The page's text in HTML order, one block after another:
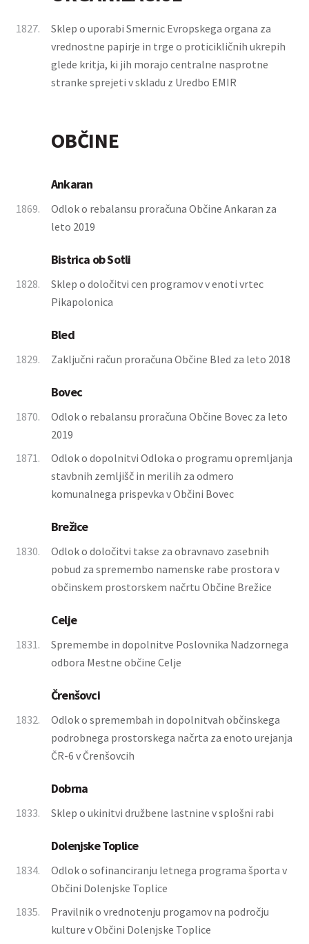
1827.
Sklep o uporabi Smernic Evropskega organa za
vrednostne papirje in trge o proticikličnih ukrepih
glede kritja, ki jih morajo centralne nasprotne
stranke sprejeti v skladu z Uredbo EMIR
OBČINE
Ankaran
1869.
Odlok o rebalansu proračuna Občine Ankaran za
leto 2019
Bistrica ob Sotli
1828.
Sklep o določitvi cen programov v enoti vrtec
Pikapolonica
Bled
1829. Zaključni račun proračuna Občine Bled za leto 2018
Bovec
1870.
Odlok o rebalansu proračuna Občine Bovec za leto
2019
1871.
Odlok o dopolnitvi Odloka o programu opremljanja
stavbnih zemljišč in merilih za odmero
komunalnega prispevka v Občini Bovec
Brežice
1830.
Odlok o določitvi takse za obravnavo zasebnih
pobud za spremembo namenske rabe prostora v
občinskem prostorskem načrtu Občine Brežice
Celje
1831.
Spremembe in dopolnitve Poslovnika Nadzornega
odbora Mestne občine Celje
Črenšovci
1832.
Odlok o spremembah in dopolnitvah občinskega
podrobnega prostorskega načrta za enoto urejanja
ČR-6 v Črenšovcih
Dobrna
1833. Sklep o ukinitvi družbene lastnine v splošni rabi
Dolenjske Toplice
1834.
Odlok o sofinanciranju letnega programa športa v
Občini Dolenjske Toplice
1835.
Pravilnik o vrednotenju progamov na področju
kulture v Občini Dolenjske Toplice